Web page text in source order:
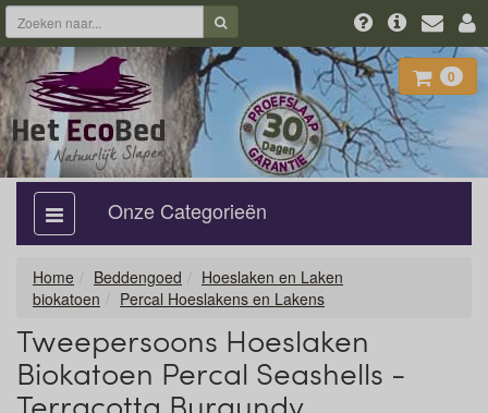
0
categorie
aan,
Onze Categorieën
Home Beddengoed
Hoeslaken en Laken
biokatoen
Percal Hoeslakens en Lakens
Tweepersoons Hoeslaken
Biokatoen Percal Seashells -